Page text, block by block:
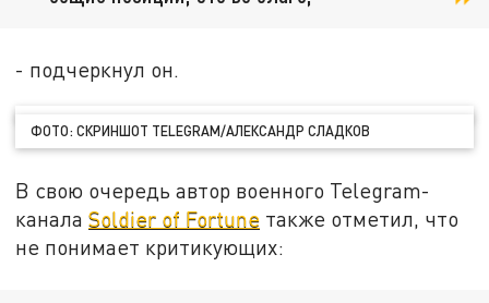
- подчеркнул он.
ФОТО: СКРИНШОТ TELEGRAM/АЛЕКСАНДР СЛАДКОВ
В свою очередь автор военного Telegram-
каналаSoldier of Fortune также отметил, что
не понимает критикующих: